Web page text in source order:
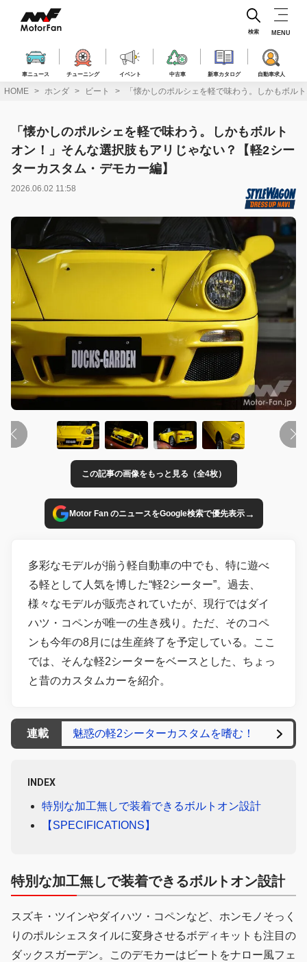
ス
車ニュース チューニング イベント 中古車 新車カタログ 自動車求人
検索 MENU
HOME ホンダ ビート 「懐かしのポルシェを軽で味わう。しかもボル
「懐かしのポルシェを軽で味わう。しかもボルト
オン！」そんな選択肢もアリじゃない？【軽2シー
ターカスタム・デモカー編】
2026.06.02 11:58
この記事の画像をもっと見る（全4枚）
Motor Fan のニュースをGoogle検索で優先表示→
多彩なモデルが揃う軽自動車の中でも、特に遊べ
る軽として人気を博した“軽2シーター”。過去、
様々なモデルが販売されていたが、現行ではダイ
ハツ・コペンが唯一の生き残り。ただ、そのコペ
ンも今年の8月には生産終了を予定している。ここ
では、そんな軽2シーターをベースとした、ちょっ
と昔のカスタムカーを紹介。
連載 魅惑の軽2シーターカスタムを嗜む！
INDEX
特別な加工無しで装着できるボルトオン設計
【SPECIFICATIONS】
特別な加工無しで装着できるボルトオン設計
スズキ・ツインやダイハツ・コペンなど、ホンモノそっく
りのポルシェスタイルに変身させるボディキットも注目の
ダックスガーデン。このデモカーはビートをナロー風フェ